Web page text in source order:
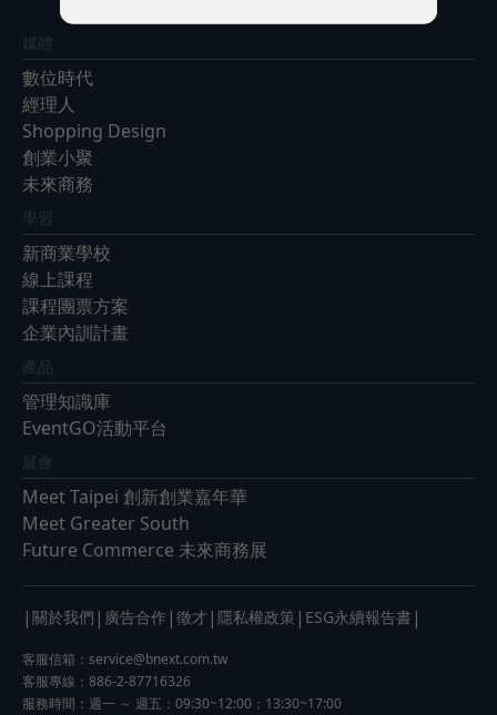
媒體
數位時代
經理人
Shopping Design
創業小聚
未來商務
學習
新商業學校
線上課程
課程團票方案
企業內訓計畫
產品
管理知識庫
EventGO活動平台
展會
Meet Taipei 創新創業嘉年華
Meet Greater South
Future Commerce 未來商務展
| 關於我們 | 廣告合作 | 徵才 | 隱私權政策 | ESG永續報告書 |
客服信箱： service@bnext.com.tw
客服專線：886-2-87716326
服務時間：週一 ～ 週五：09:30~12:00；13:30~17:00